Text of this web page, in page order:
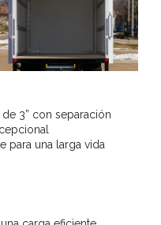
3” con separación
para una larga vida